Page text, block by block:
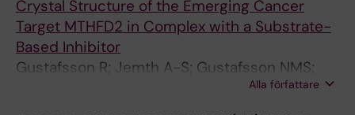
Berglund UW; Scobie M; Helledayt T
Crystal Structure of the Emerging Cancer
Target MTHFD2 in Complex with a Substrate-
Based Inhibitor
Gustafsson R; Jemth A-S; Gustafsson NMS;
Farnegardh K; Loseva O; Wiita E; Bonagas N;
Dahllund L; Llona-Minguez S; Haggblad M;
Alla författare